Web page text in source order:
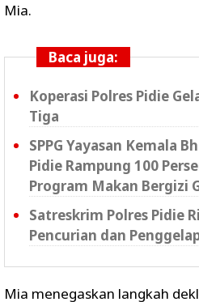
Mia.
Baca juga:
Koperasi Polres Pidie
Tiga
SPPG Yayasan Kemala
Pidie Rampung 100
Program Makan Bergizi
Satreskrim Polres Pidie
Pencurian dan
Mia menegaskan langkah